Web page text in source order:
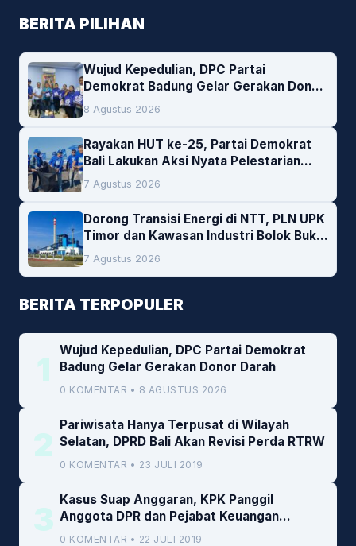
BERITA PILIHAN
Wujud Kepedulian, DPC Partai
Demokrat Badung Gelar Gerakan Donor
Darah
8 Agustus 2026
Rayakan HUT ke-25, Partai Demokrat
Bali Lakukan Aksi Nyata Pelestarian
Lingkungan
7 Agustus 2026
Dorong Transisi Energi di NTT, PLN UPK
Timor dan Kawasan Industri Bolok Buka
Peluang Investasi Woodchip untuk
Cofiring PLTU Bolok
7 Agustus 2026
BERITA TERPOPULER
1
Wujud Kepedulian, DPC Partai Demokrat
Badung Gelar Gerakan Donor Darah
0 KOMENTAR • 8 AGUSTUS 2026
2
Pariwisata Hanya Terpusat di Wilayah
Selatan, DPRD Bali Akan Revisi Perda RTRW
0 KOMENTAR • 23 JULI 2019
3
Kasus Suap Anggaran, KPK Panggil
Anggota DPR dan Pejabat Keuangan
Kemenkeu
0 KOMENTAR • 22 JULI 2019